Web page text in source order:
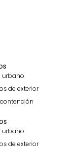
urbano
de exterior
urbano
de exterior